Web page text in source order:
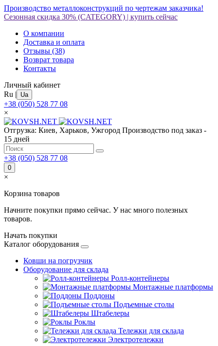
Производство металлоконструкций по чертежам заказчика!
Сезонная скидка 30% (CATEGORY) | купить сейчас
О компании
Доставка и оплата
Отзывы (38)
Возврат товара
Контакты
Личный кабинет
Ru | Ua
+38 (050) 528 77 08
×
Отгрузка: Киев, Харьков, Ужгород Производство под заказ -
15 дней
+38 (050) 528 77 08
0
×
Корзина товаров
Начните покупки прямо сейчас. У нас много полезных
товаров.
Начать покупки
Каталог оборудования
Ковши на погрузчик
Оборудование для склада
Ролл-контейнеры
Монтажные платформы
Поддоны
Подъемные столы
Штабелеры
Роклы
Тележки для склада
Электротележки